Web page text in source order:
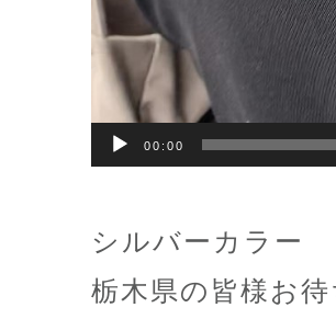
00:00
シルバーカラー
栃木県の皆様お